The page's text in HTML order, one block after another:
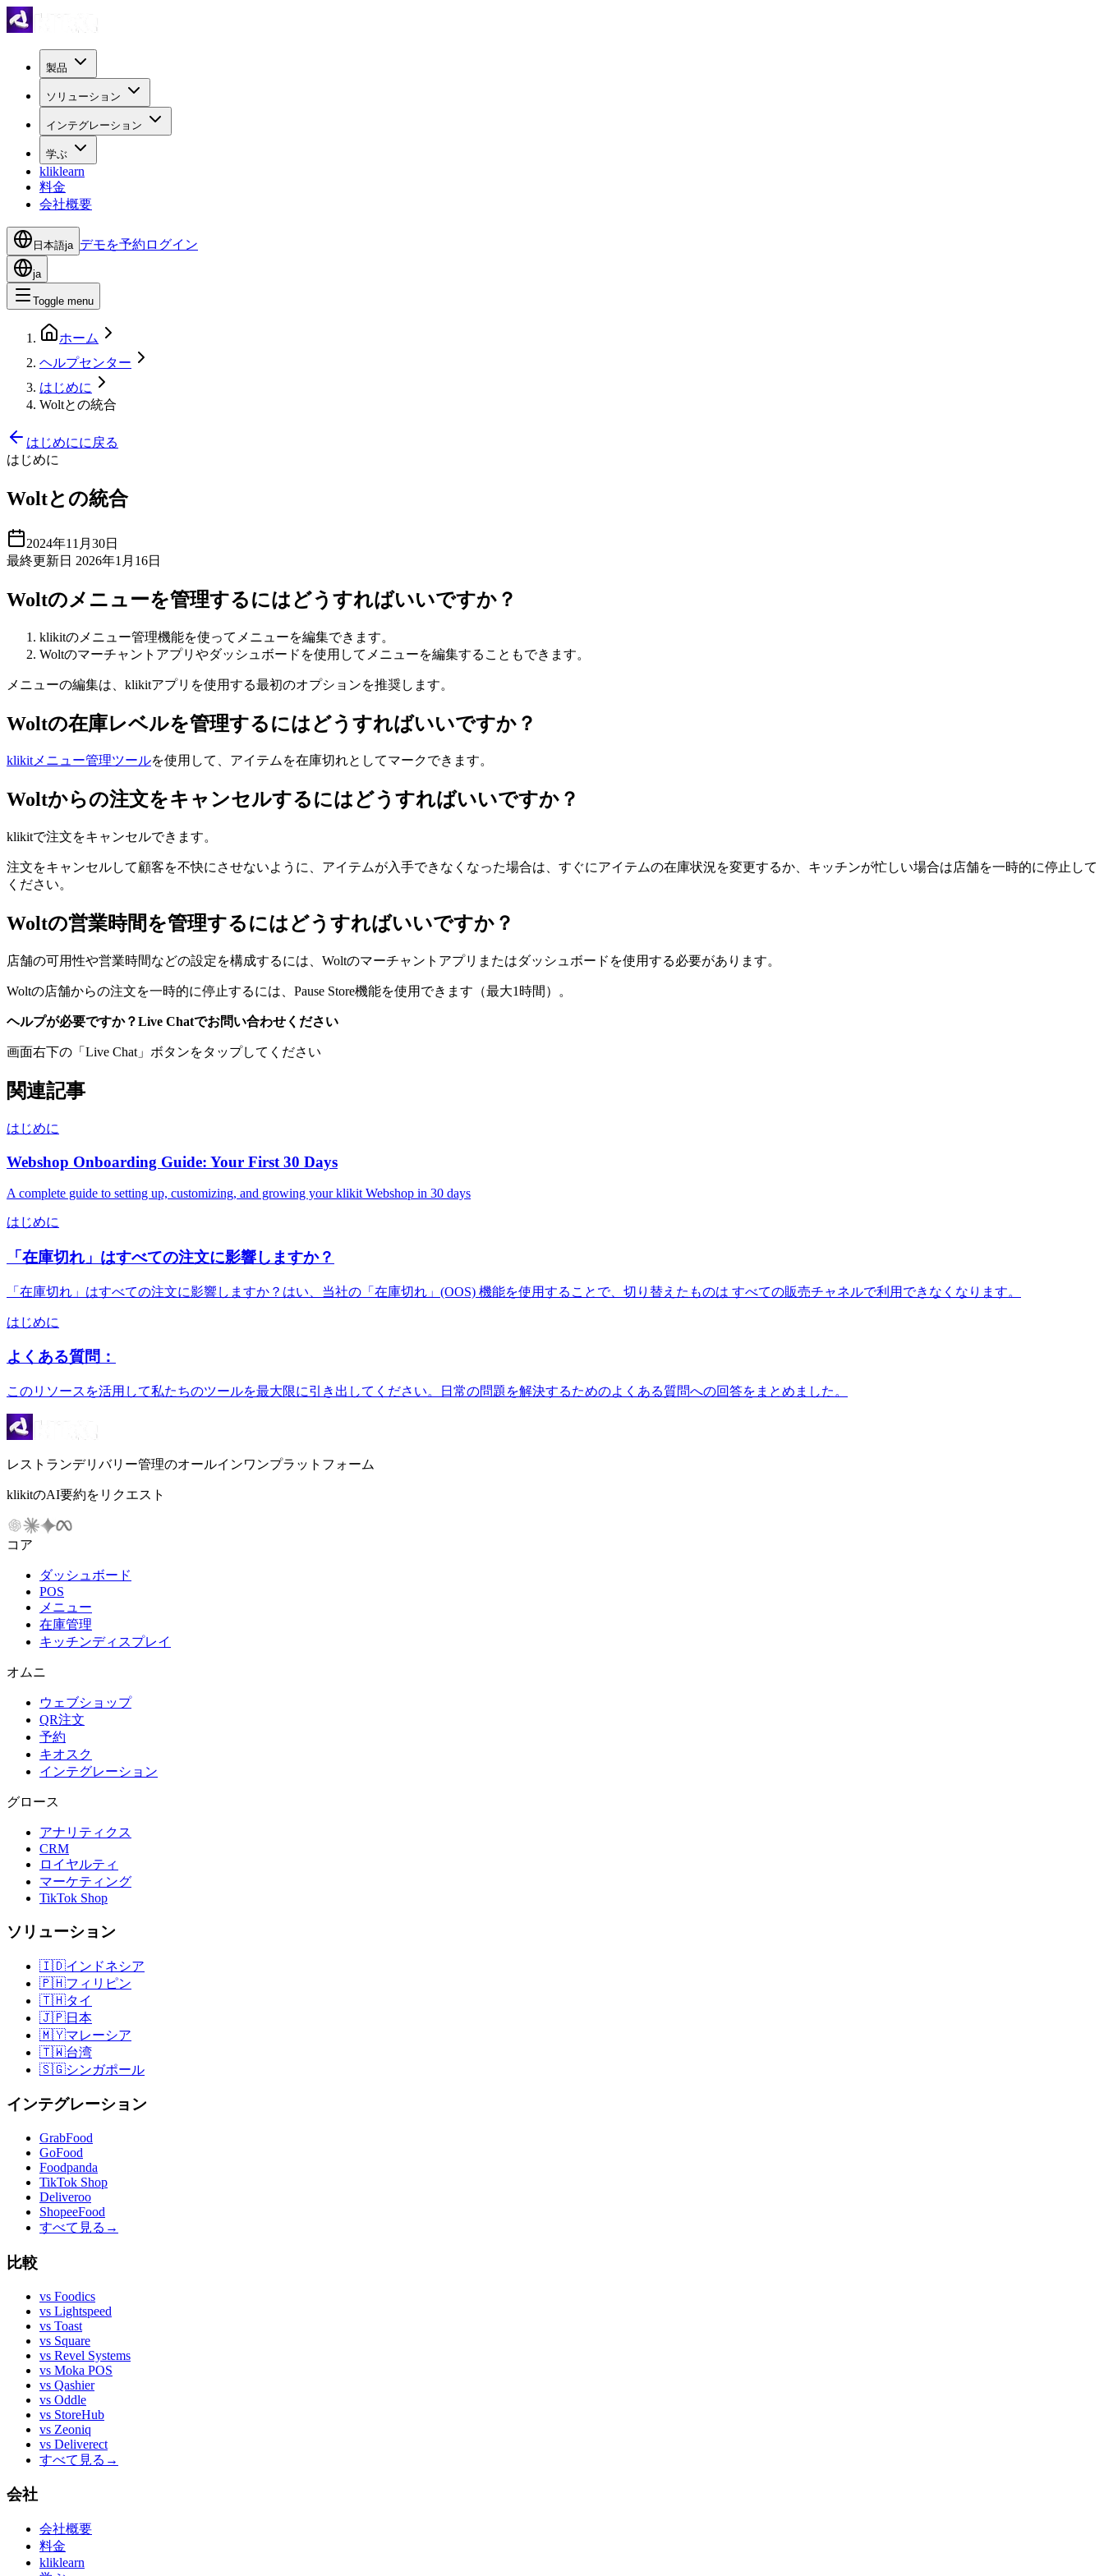
製品
ソリューション
インテグレーション
学ぶ
kliklearn
料金
会社概要
日本語ja デモを予約 ログイン
ja
Toggle menu
ホーム
ヘルプセンター
はじめに
Woltとの統合
はじめにに戻る
はじめに
Woltとの統合
2024年11月30日
最終更新日 2026年1月16日
Woltのメニューを管理するにはどうすればいいですか？
klikitのメニュー管理機能を使ってメニューを編集できます。
Woltのマーチャントアプリやダッシュボードを使用してメニューを編集することもできます。
メニューの編集は、klikitアプリを使用する最初のオプションを推奨します。
Woltの在庫レベルを管理するにはどうすればいいですか？
klikitメニュー管理ツールを使用して、アイテムを在庫切れとしてマークできます。
Woltからの注文をキャンセルするにはどうすればいいですか？
klikitで注文をキャンセルできます。
注文をキャンセルして顧客を不快にさせないように、アイテムが入手できなくなった場合は、すぐにアイテムの在庫状況を変更するか、キッチンが忙しい場合は店舗を一時的に停止して
ください。
Woltの営業時間を管理するにはどうすればいいですか？
店舗の可用性や営業時間などの設定を構成するには、Woltのマーチャントアプリまたはダッシュボードを使用する必要があります。
Woltの店舗からの注文を一時的に停止するには、Pause Store機能を使用できます（最大1時間）。
ヘルプが必要ですか？Live Chatでお問い合わせください
画面右下の「Live Chat」ボタンをタップしてください
関連記事
はじめに
Webshop Onboarding Guide: Your First 30 Days
A complete guide to setting up, customizing, and growing your klikit Webshop in 30 days
はじめに
「在庫切れ」はすべての注文に影響しますか？
「在庫切れ」はすべての注文に影響しますか？はい、当社の「在庫切れ」(OOS) 機能を使用することで、切り替えたものは すべての販売チャネルで利用できなくなります。
はじめに
よくある質問：
このリソースを活用して私たちのツールを最大限に引き出してください。日常の問題を解決するためのよくある質問への回答をまとめました。
レストランデリバリー管理のオールインワンプラットフォーム
klikitのAI要約をリクエスト
コア
ダッシュボード
POS
メニュー
在庫管理
キッチンディスプレイ
オムニ
ウェブショップ
QR注文
予約
キオスク
インテグレーション
グロース
アナリティクス
CRM
ロイヤルティ
マーケティング
TikTok Shop
ソリューション
🇮🇩インドネシア
🇵🇭フィリピン
🇹🇭タイ
🇯🇵日本
🇲🇾マレーシア
🇹🇼台湾
🇸🇬シンガポール
インテグレーション
GrabFood
GoFood
Foodpanda
TikTok Shop
Deliveroo
ShopeeFood
すべて見る →
比較
vs Foodics
vs Lightspeed
vs Toast
vs Square
vs Revel Systems
vs Moka POS
vs Qashier
vs Oddle
vs StoreHub
vs Zeoniq
vs Deliverect
すべて見る →
会社
会社概要
料金
kliklearn